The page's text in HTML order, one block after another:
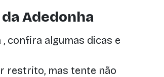
Adedonha
confira algumas dicas e
restrito, mas tente não